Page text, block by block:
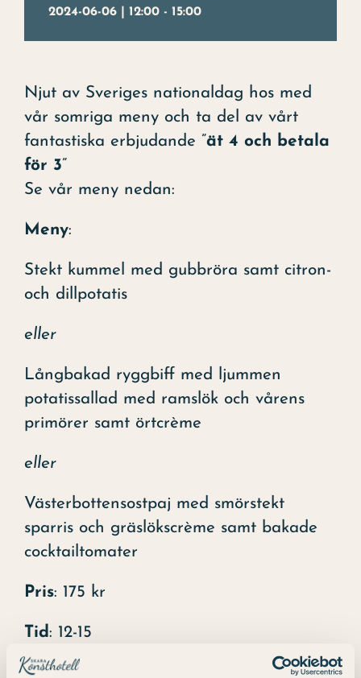
Om hotellet
2024-06-06 | 12:00 - 15:00
Njut av Sveriges nationaldag hos med
vår somriga meny och ta del av vårt
fantastiska erbjudande ”ät 4 och betala
för 3”
Se vår meny nedan:
Meny:
Stekt kummel med gubbröra samt citron-
och dillpotatis
eller
Långbakad ryggbiff med ljummen
potatissallad med ramslök och vårens
primörer samt örtcrème
eller
Västerbottensostpaj med smörstekt
sparris och gräslökscrème samt bakade
cocktailtomater
Pris: 175 kr
Tid: 12-15